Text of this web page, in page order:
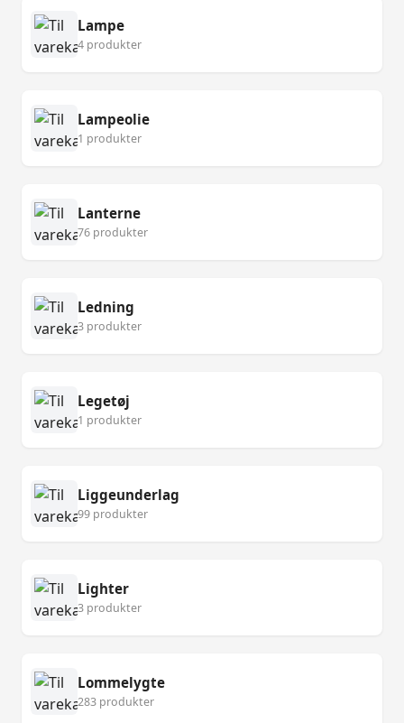
Lampe
4 produkter
Lampeolie
1 produkter
Lanterne
76 produkter
Ledning
3 produkter
Legetøj
1 produkter
Liggeunderlag
99 produkter
Lighter
3 produkter
Lommelygte
283 produkter